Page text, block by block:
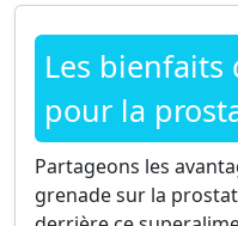
Les bienfaits
pour la
Partageons les
grenade sur la